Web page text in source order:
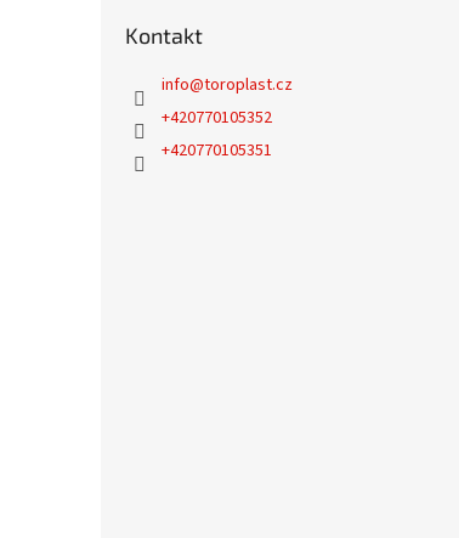
Kontakt
info@toroplast.cz
+420770105352
+420770105351